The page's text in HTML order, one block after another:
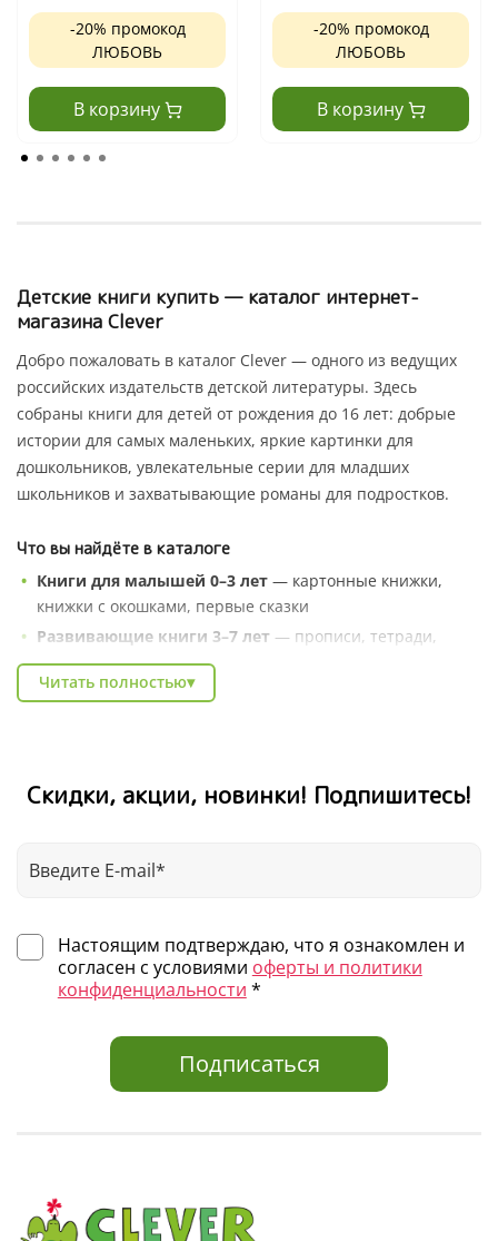
-20% промокод
ЛЮБОВЬ
В корзину
-20% промокод
ЛЮБОВЬ
В корзину
Детские книги купить — каталог интернет-
магазина Clever
Добро пожаловать в каталог Clever — одного из ведущих
российских издательств детской литературы. Здесь
собраны книги для детей от рождения до 16 лет: добрые
истории для самых маленьких, яркие картинки для
дошкольников, увлекательные серии для младших
школьников и захватывающие романы для подростков.
Что вы найдёте в каталоге
Книги для малышей 0–3 лет — картонные книжки,
книжки с окошками, первые сказки
Развивающие книги 3–7 лет — прописи, тетради,
серии «Умные книжки», энциклопедии в сказках
Художественные серии
Книги для школьников— тренажёры, рабочие
В каталоге Clever легко найти подарок на любой случай:
получайте книги для детей с доставкой по всей России.
Читать полностью▾
Скидки, акции, новинки! Подпишитесь!
Настоящим подтверждаю, что я ознакомлен и
согласен с условиями оферты и политики
конфиденциальности *
Подписаться